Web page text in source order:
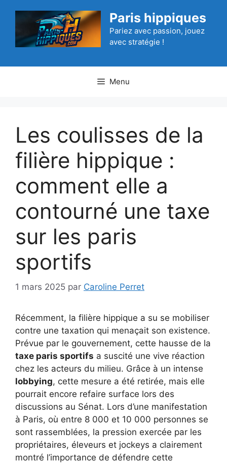
Paris hippiques
Pariez avec passion, jouez
avec stratégie !
Menu
Les coulisses de la
filière hippique :
comment elle a
contourné une taxe
sur les paris
sportifs
1 mars 2025 par Caroline Perret
Récemment, la filière hippique a su se mobiliser
contre une taxation qui menaçait son existence.
Prévue par le gouvernement, cette hausse de la
taxe paris sportifs a suscité une vive réaction
chez les acteurs du milieu. Grâce à un intense
lobbying, cette mesure a été retirée, mais elle
pourrait encore refaire surface lors des
discussions au Sénat. Lors d’une manifestation
à Paris, où entre 8 000 et 10 000 personnes se
sont rassemblées, la pression exercée par les
propriétaires, éleveurs et jockeys a clairement
montré l’importance de défendre cette